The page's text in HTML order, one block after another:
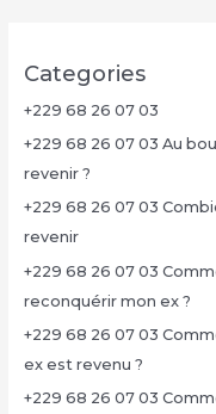
Categories
+229 68 26 07 03
+229 68 26 07 03 Au
revenir ?
+229 68 26 07 03
revenir
+229 68 26 07 03
reconquérir mon ex ?
+229 68 26 07 03
ex est revenu ?
+229 68 26 07 03